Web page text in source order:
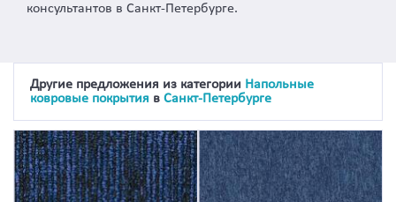
консультантов в Санкт-Петербурге.
Другие предложения из категории Напольные
ковровые покрытия в Санкт-Петербурге